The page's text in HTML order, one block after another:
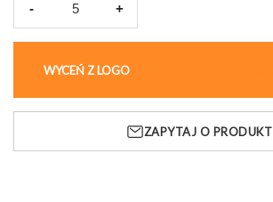
-
Charger,
2xA
+
WYCEŃ Z LOGO
ZAPYTAJ O PRODUKT